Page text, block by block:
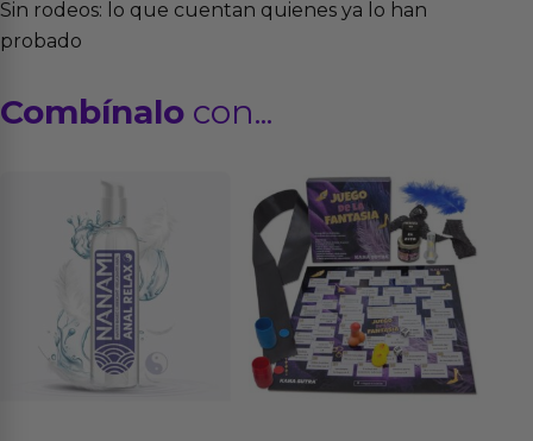
Sin rodeos: lo que cuentan quienes ya lo han
probado
Combínalo con...